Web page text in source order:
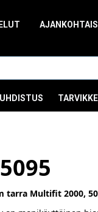
tarra Multifit 2000,